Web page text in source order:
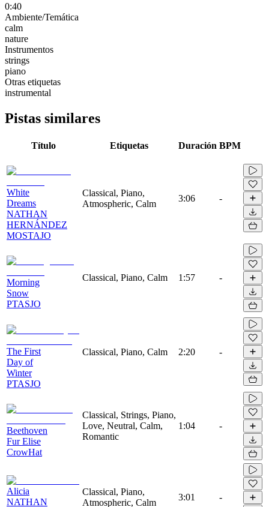
0:40
Ambiente/Temática
calm
nature
Instrumentos
strings
piano
Otras etiquetas
instrumental
Pistas similares
Título Etiquetas Duración BPM
White
Dreams
NATHAN
HERNÁNDEZ
MOSTAJO
Classical, Piano,
Atmospheric, Calm
3:06 -
Morning
Snow
PTASJO
Classical, Piano, Calm 1:57 -
The First
Day of
Winter
PTASJO
Classical, Piano, Calm 2:20 -
Beethoven
Fur Elise
CrowHat
Classical, Strings, Piano,
Love, Neutral, Calm,
Romantic
1:04 -
Alicia
NATHAN
Classical, Piano,
Atmospheric, Calm
3:01 -